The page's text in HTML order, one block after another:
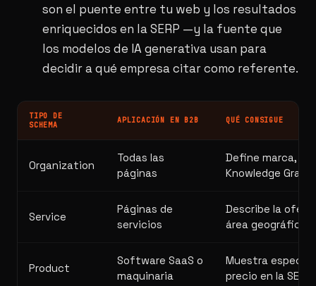
son el puente entre tu web y los resultados
enriquecidos en la SERP —y la fuente que
los modelos de IA generativa usan para
decidir a qué empresa citar como referente.
TIPO DE
SCHEMA
APLICACIÓN EN B2B QUÉ CONSIGUE
Organization
Todas las
páginas
Define marca,
Knowledge
Service
Páginas de
servicios
Describe la
área geográfica
Product
Software SaaS o
maquinaria
Muestra
precio en la SERP